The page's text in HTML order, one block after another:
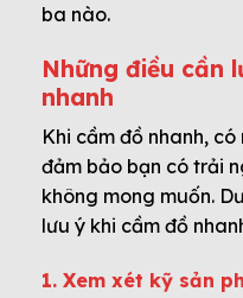
ba nào.
Những điều cần
nhanh
Khi cầm đồ nhanh,
đảm bảo bạn có trải
không mong muốn.
lưu ý khi cầm đồ
1. Xem xét kỹ sản